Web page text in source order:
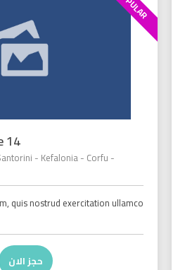
14 Days Greek cruise
- Kefalonia - Corfu -
quis nostrud exercitation ullamco
حجز الان